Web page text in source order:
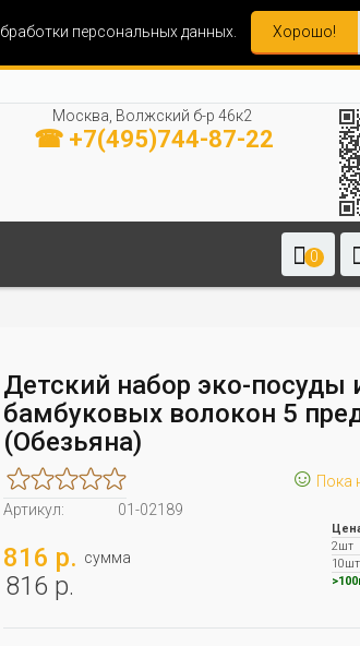
персональных данных. Хорошо!
Москва, Волжский б-р 46к2
☎ +7(495)744-87-22
0
Детский набор эко-посуды
бамбуковых волокон 5
(Обезьяна)
☺ Пока
Артикул:
01-02189
816 р. сумма
816 р.
2шт
10шт